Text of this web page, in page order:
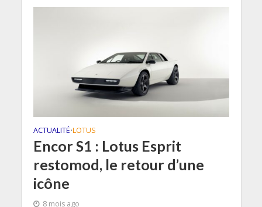
ACTUALITÉ•LOTUS
Encor S1 : Lotus Esprit
restomod, le retour d’une
icône
8 mois ago